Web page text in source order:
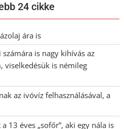
24 cikke
ára is
is nagy kihívás az
viselkedésük is némileg
az ivóvíz felhasználásával, a
13 éves „sofőr”, aki egy nála is